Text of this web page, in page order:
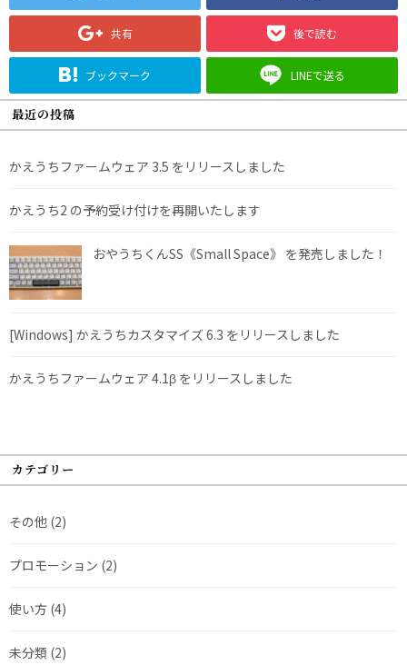
共有 後で読む
ブックマーク LINEで送る
最近の投稿
かえうちファームウェア 3.5 をリリースしました
かえうち2 の予約受け付けを再開いたします
おやうちくんSS《Small Space》 を発売しました！
[Windows] かえうちカスタマイズ 6.3 をリリースしました
かえうちファームウェア 4.1β をリリースしました
カテゴリー
その他 (2)
プロモーション (2)
使い方 (4)
未分類 (2)